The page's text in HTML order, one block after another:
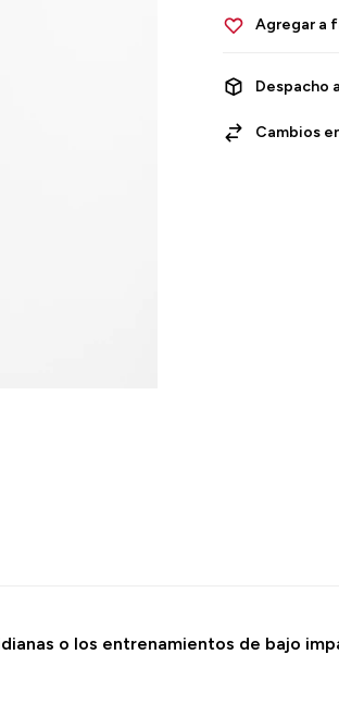
Despacho
Cambios
o los entrenamientos de bajo